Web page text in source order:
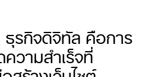
รกิจดิจิทัล คือการ
วามสำเร็จที่